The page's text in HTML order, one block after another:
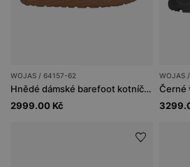
WOJAS / 64157-62
Hnědé dámské barefoot kotníčkové boty
2999.00 Kč
WOJAS